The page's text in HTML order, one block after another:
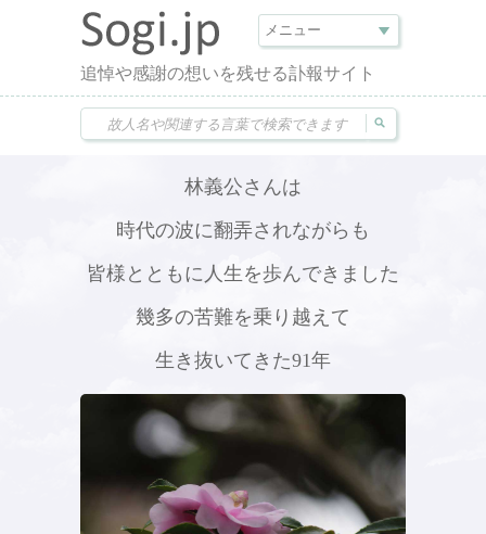
追悼や感謝の想いを残せる訃報サイト
林義公さんは
時代の波に翻弄されながらも
皆様とともに人生を歩んできました
幾多の苦難を乗り越えて
生き抜いてきた91年